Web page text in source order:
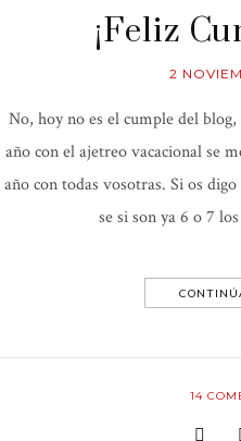
¡Feliz
2
No, hoy no es el cumple del blog,
año con el ajetreo vacacional se
año con todas vosotras. Si os
se si son ya 6 o 7
14